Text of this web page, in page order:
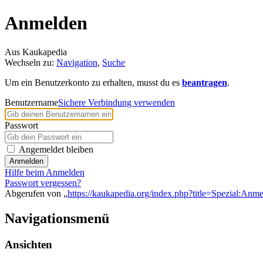
Anmelden
Aus Kaukapedia
Wechseln zu: Navigation, Suche
Um ein Benutzerkonto zu erhalten, musst du es beantragen.
BenutzernameSichere Verbindung verwenden
Passwort
Angemeldet bleiben
Anmelden
Hilfe beim Anmelden
Passwort vergessen?
Abgerufen von „https://kaukapedia.org/
Navigationsmenü
Ansichten